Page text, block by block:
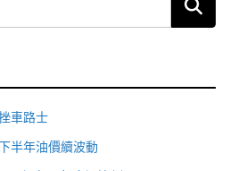
車路士
半年油價續波動